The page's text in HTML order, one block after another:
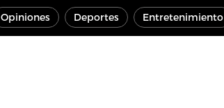
Opiniones Deportes Entretenimiento